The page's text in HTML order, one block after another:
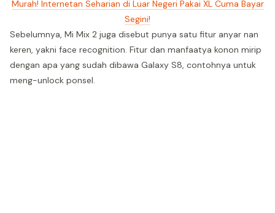
Murah! Internetan Seharian di Luar Negeri Pakai XL Cuma Bayar
Segini!
Sebelumnya, Mi Mix 2 juga disebut punya satu fitur anyar nan
keren, yakni face recognition. Fitur dan manfaatya konon mirip
dengan apa yang sudah dibawa Galaxy S8, contohnya untuk
meng-unlock ponsel.